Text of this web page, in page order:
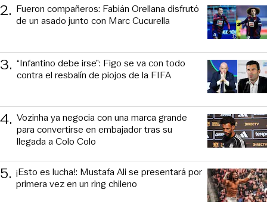
2. Fueron compañeros: Fabián Orellana disfrutó
de un asado junto con Marc Cucurella
3. “Infantino debe irse”: Figo se va con todo
contra el resbalín de piojos de la FIFA
4. Vozinha ya negocia con una marca grande
para convertirse en embajador tras su
llegada a Colo Colo
5. ¡Esto es lucha!: Mustafa Ali se presentará por
primera vez en un ring chileno